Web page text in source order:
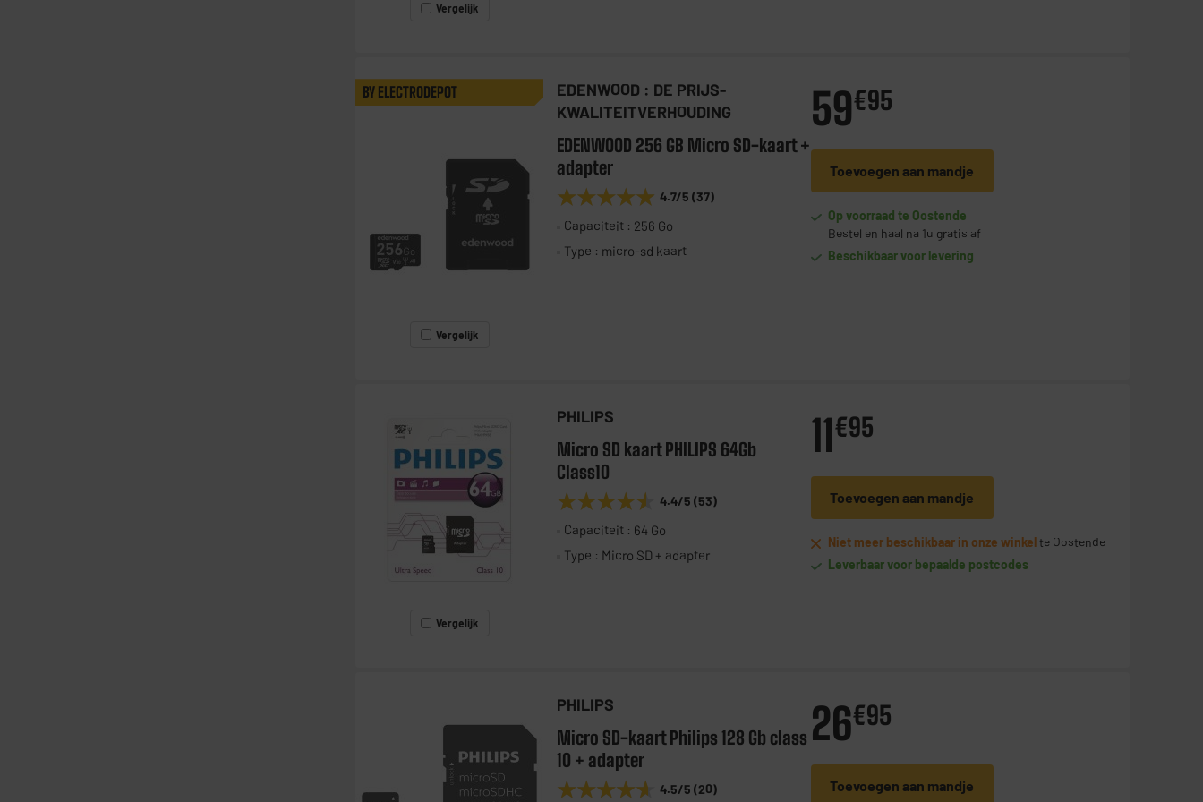
Vergelijk
BY ELECTRODEPOT
Vergelijk
EDENWOOD : DE PRIJS-
KWALITEITVERHOUDING
EDENWOOD 256 GB Micro SD-kaart +
adapter
★★★★★
★★★★★ 4.7/5 (37)
Capaciteit : 256 Go
Type : micro-sd kaart
59€95
Toevoegen aan mandje
Op voorraad te Oostende
Bestel en haal na 1u gratis af
Beschikbaar voor levering
Vergelijk
PHILIPS
Micro SD kaart PHILIPS 64Gb
Class10
★★★★★
★★★★★ 4.4/5 (53)
Capaciteit : 64 Go
Type : Micro SD + adapter
11€95
Toevoegen aan mandje
Niet meer beschikbaar in onze winkel te Oostende
Leverbaar voor bepaalde postcodes
PHILIPS
Micro SD-kaart Philips 128 Gb class
10 + adapter
★★★★★
★★★★★ 4.5/5 (20)
26€95
Toevoegen aan mandje